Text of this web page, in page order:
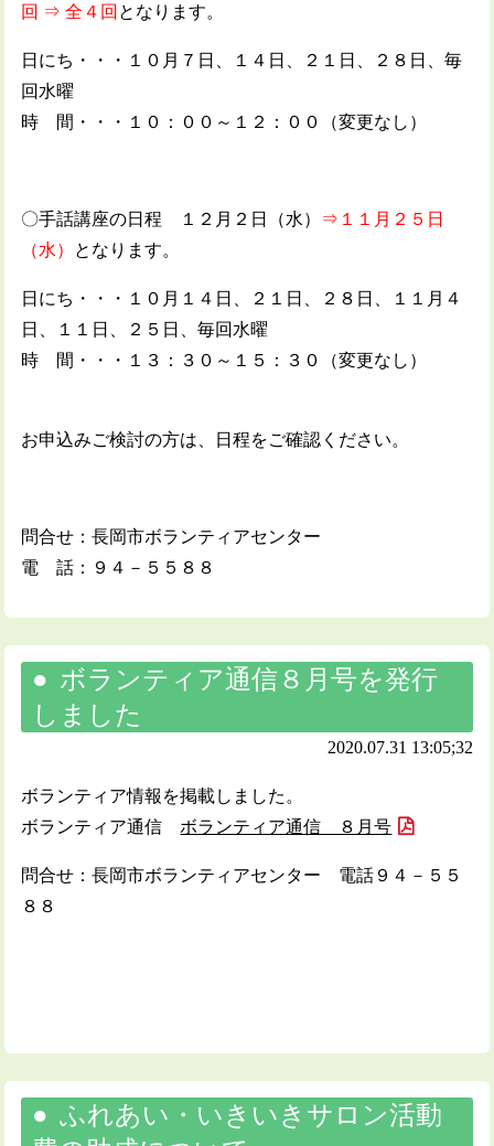
回 ⇒ 全４回 となります。
日にち・・・１０月７日、１４日、２１日、２８日、毎
回水曜
時 間・・・１０：００～１２：００（変更なし）
〇手話講座の日程 １２月２日（水） ⇒１１月２５日
（水） となります。
日にち・・・１０月１４日、２１日、２８日、１１月４
日、１１日、２５日、毎回水曜
時 間・・・１３：３０～１５：３０（変更なし）
お申込みご検討の方は、日程をご確認ください。
問合せ：長岡市ボランティアセンター
電 話：９４－５５８８
ボランティア通信８月号を発行
しました
2020.07.31 13:05;32
ボランティア情報を掲載しました。
ボランティア通信 ボランティア通信 ８月号
問合せ：長岡市ボランティアセンター 電話９４－５５
８８
ふれあい・いきいきサロン活動